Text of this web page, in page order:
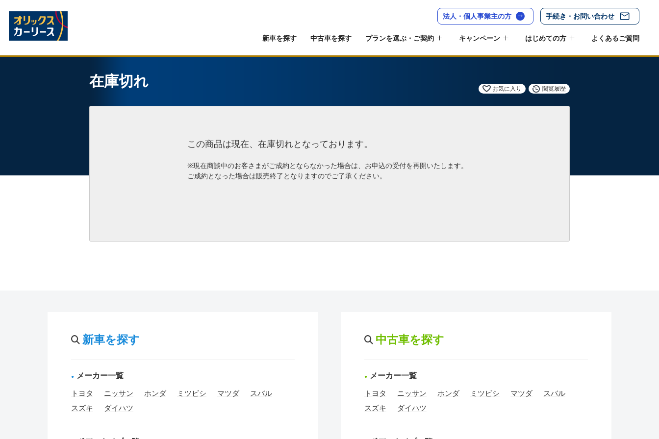
法人・個人事業主の方 手続き・お問い合わせ
新車を探す 中古車を探す プランを選ぶ・ご契約 キャンペーン はじめての方 よくあるご質問
在庫切れ お気に入り 閲覧履歴
この商品は現在、在庫切れとなっております。
※現在商談中のお客さまがご成約とならなかった場合は、お申込の受付を再開いたします。
ご成約となった場合は販売終了となりますのでご了承ください。
新車を探す
メーカー一覧
トヨタ ニッサン ホンダ ミツビシ マツダ
スバル
スズキ
ダイハツ
中古車を探す
メーカー一覧
トヨタ ニッサン ホンダ ミツビシ マツダ
スバル
スズキ
ダイハツ